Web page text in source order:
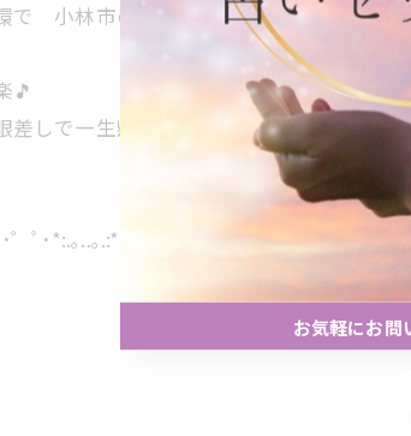
で 小林市の中学校にて雅楽演奏させてい
🎵
差しで一生懸命きいてくださり空間が共鳴
ﾟ･*:.｡..｡.:*･'(*ﾟ▽ﾟ*)'･*:.｡. .｡.:*･゜ﾟ･*
お気軽にお問
お気軽にお問